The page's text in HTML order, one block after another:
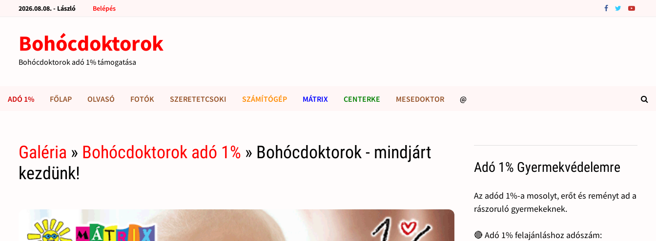
2026.08.08. - László Belépés
Bohócdoktorok
Bohócdoktorok adó 1% támogatása
ADÓ 1% FŐLAP OLVASÓ FOTÓK SZERETETCSOKI SZÁMÍTÓGÉP MÁTRIX CENTERKE MESEDOKTOR @
Galéria » Bohócdoktorok adó 1% » Bohócdoktorok - mindjárt
kezdünk!
Adó 1% Gyermekvédelemre
Az adód 1%-a mosolyt, erőt és reményt ad a
rászoruló gyermekeknek.
🔴 Adó 1% felajánláshoz adószám: